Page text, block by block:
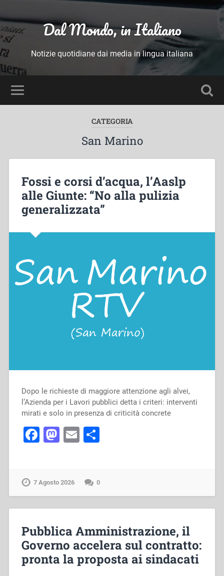
Dal Mondo, in Italiano
Notizie quotidiane dai media in lingua italiana
CATEGORIA
San Marino
Fossi e corsi d’acqua, l’Aaslp
alle Giunte: “No alla pulizia
generalizzata”
Dopo le richieste di maggiore attenzione agli alvei,
l’Azienda per i Lavori pubblici detta i criteri: interventi
mirati e solo in presenza di criticità concrete
Facebook
Mastodon
Email
7 Agosto 2026 0
Pubblica Amministrazione, il
Governo accelera sul contratto:
pronta la proposta ai sindacati